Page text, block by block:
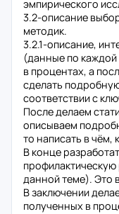
эмпирического
3.2-описание
методик.
3.2.1-описание,
(данные по каждой
в процентах, а
сделать
соответствии с
После делаем
описываем
то написать в чём,
В конце
данной теме). Это
В заключении
полученных в